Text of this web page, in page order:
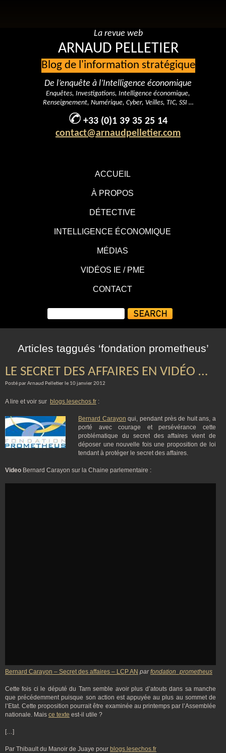
ACCUEIL
À PROPOS
DÉTECTIVE
INTELLIGENCE ÉCONOMIQUE
MÉDIAS
VIDÉOS IE / PME
CONTACT
La revue web
ARNAUD PELLETIER
Blog de l'information stratégique
De l’enquête à l’Intelligence économique
Enquêtes, Investigations, Intelligence économique,
Renseignement, Numérique, Cyber, Veilles, TIC, SSI …
+33 (0)1 39 35 25 14
contact@arnaudpelletier.com
Articles taggués ‘fondation prometheus’
LE SECRET DES AFFAIRES EN VIDÉO …
Posté par Arnaud Pelletier le 10 janvier 2012
A lire et voir sur blogs.lesechos.fr :
Bernard Carayon qui, pendant près de huit ans, a
porté avec courage et persévérance cette
problématique du secret des affaires vient de
déposer une nouvelle fois une proposition de loi
tendant à protéger le secret des affaires.
Video Bernard Carayon sur la Chaine parlementaire :
Bernard Carayon – Secret des affaires – LCP AN parfondation_prometheus
Cette fois ci le député du Tarn semble avoir plus d’atouts dans sa manche
que précédemment puisque son action est appuyée au plus au sommet de
l’Etat. Cette proposition pourrait être examinée au printemps par l’Assemblée
nationale. Mais ce texte est-il utile ?
[…]
Par Thibault du Manoir de Juaye pour blogs.lesechos.fr